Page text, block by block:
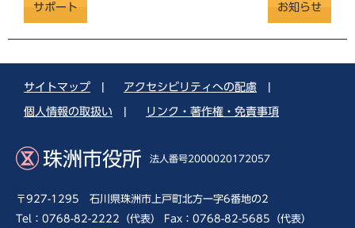
サポート お知らせ
サイトマップ アクセシビリティへの配慮
個人情報の取扱い リンク・著作権・免責事項
珠洲市役所 法人番号2000020172057
〒927-1295 石川県珠洲市上戸町北方一字6番地の2
Tel：0768-82-2222（代表） Fax：0768-82-5685（代表）